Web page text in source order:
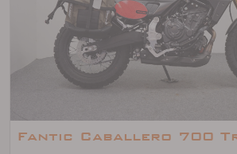
Fantic Caballero 700